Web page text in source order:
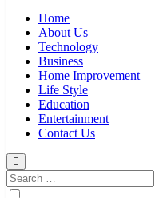
Home
About Us
Technology
Business
Home Improvement
Life Style
Education
Entertainment
Contact Us
Search
for: